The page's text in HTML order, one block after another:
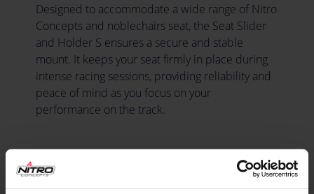
Designed to accommodate a wide range of Nitro
Concepts and noblechairs seat, the Seat Slider
and Holder S ensures a secure and stable
mount. It keeps your seat firmly in place during
intense racing sessions, providing reliability and
peace of mind as you focus on your
performance on the track.
Especificaciones expand_less